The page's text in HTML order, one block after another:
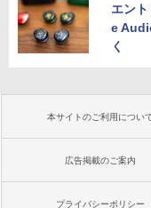
エン
e
く
本サイトのご利用につい
広告掲載のご案内
プライバシーポリシー